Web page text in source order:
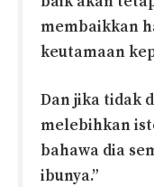
membaikkan
keutamaan
Dan jika tidak
melebihkan
bahawa dia
ibunya.”